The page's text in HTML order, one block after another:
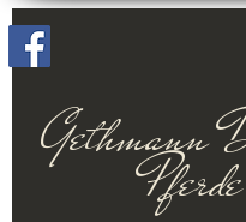
Gethmann
Pferde